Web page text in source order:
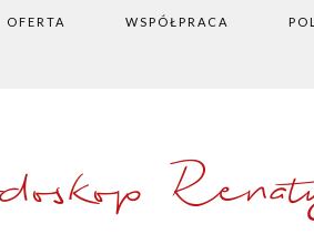
OFERTA WSPÓŁPRACA